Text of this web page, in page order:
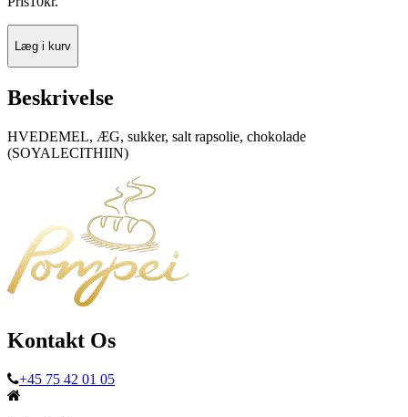
Læg i kurv
Beskrivelse
HVEDEMEL, ÆG, sukker, salt rapsolie, chokolade
(SOYALECITHIIN)
Kontakt Os
+45 75 42 01 05